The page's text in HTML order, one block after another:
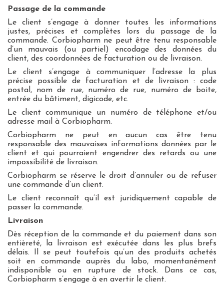
Passage de la commande
Le client s’engage à donner toutes les informations
justes, précises et complètes lors du passage de la
commande. Corbiopharm ne peut être tenu responsable
d’un mauvais (ou partiel) encodage des données du
client, des coordonnées de facturation ou de livraison.
Le client s’engage à communiquer l’adresse la plus
précise possible de facturation et de livraison : code
postal, nom de rue, numéro de rue, numéro de boite,
entrée du bâtiment, digicode, etc.
Le client communique un numéro de téléphone et/ou
adresse mail à Corbiopharm.
Corbiopharm ne peut en aucun cas être tenu
responsable des mauvaises informations données par le
client et qui pourraient engendrer des retards ou une
impossibilité de livraison.
Corbiopharm se réserve le droit d’annuler ou de refuser
une commande d’un client.
Le client reconnaît qu’il est juridiquement capable de
passer la commande.
Livraison
Dès réception de la commande et du paiement dans son
entièreté, la livraison est exécutée dans les plus brefs
délais. Il se peut toutefois qu’un des produits achetés
soit en commande auprès du labo, momentanément
indisponible ou en rupture de stock. Dans ce cas,
Corbiopharm s’engage à en avertir le client.